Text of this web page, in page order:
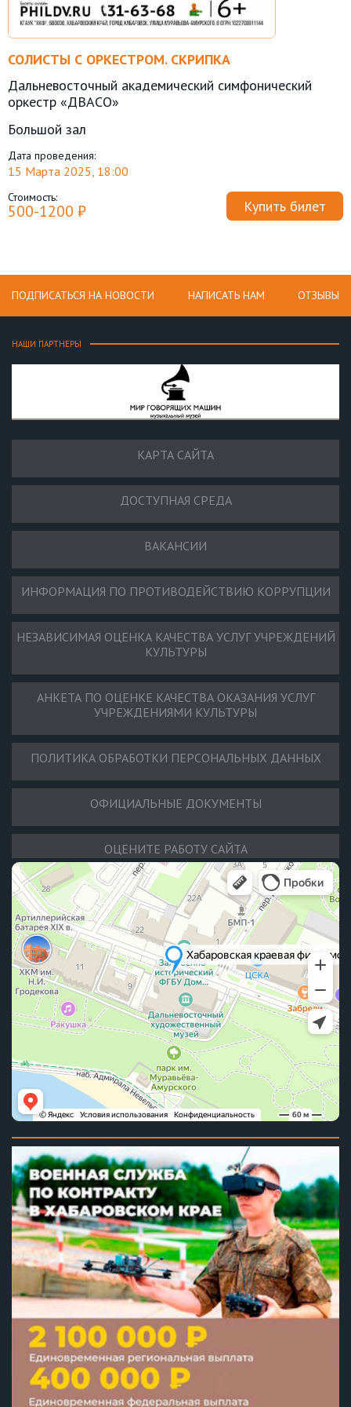
СОЛИСТЫ С ОРКЕСТРОМ. СКРИПКА
Дальневосточный академический симфонический
оркестр «ДВАСО»
Большой зал
Дата проведения:
15 Марта 2025, 18:00
Стоимость:
500-1200 ₽ Купить билет
ПОДПИСАТЬСЯ НА НОВОСТИ НАПИСАТЬ НАМ ОТЗЫВЫ
НАШИ ПАРТНЕРЫ
КАРТА САЙТА
ДОСТУПНАЯ СРЕДА
ВАКАНСИИ
ИНФОРМАЦИЯ ПО ПРОТИВОДЕЙСТВИЮ КОРРУПЦИИ
НЕЗАВИСИМАЯ ОЦЕНКА КАЧЕСТВА УСЛУГ УЧРЕЖДЕНИЙ
КУЛЬТУРЫ
АНКЕТА ПО ОЦЕНКЕ КАЧЕСТВА ОКАЗАНИЯ УСЛУГ
УЧРЕЖДЕНИЯМИ КУЛЬТУРЫ
ПОЛИТИКА ОБРАБОТКИ ПЕРСОНАЛЬНЫХ ДАННЫХ
ОФИЦИАЛЬНЫЕ ДОКУМЕНТЫ
ОЦЕНИТЕ РАБОТУ САЙТА